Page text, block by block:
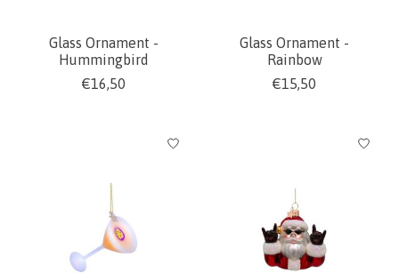
Glass Ornament -
Hummingbird
€16,50
Glass Ornament -
Rainbow
€15,50